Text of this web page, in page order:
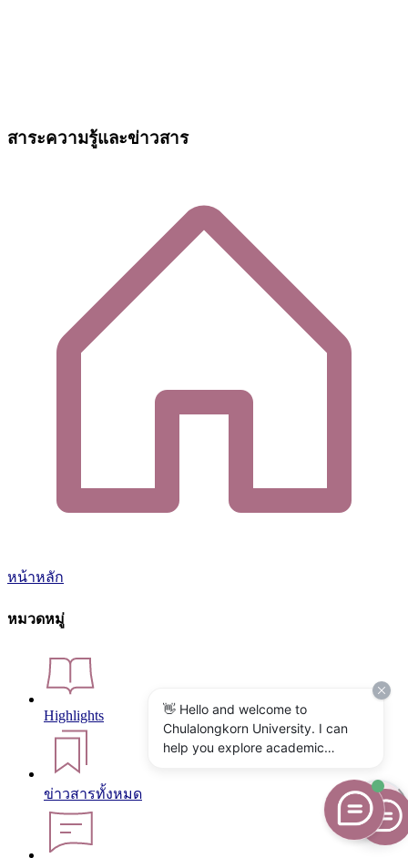
สาระความรู้และข่าวสาร
หน้าหลัก
หมวดหมู่
Highlights
ข่าวสารทั้งหมด
👋 Hello and welcome to
Chulalongkorn University. I can
help you explore academic